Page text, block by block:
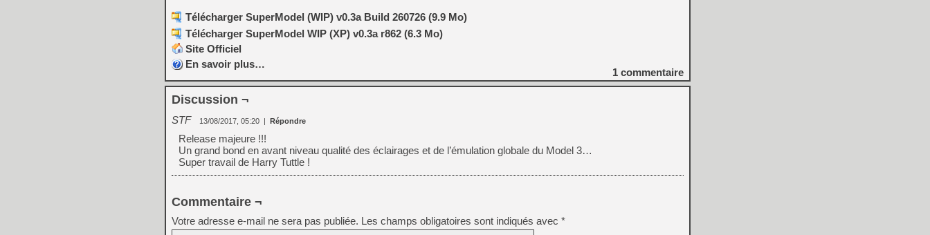
Télécharger SuperModel (WIP) v0.3a Build 260726 (9.9 Mo)
Télécharger SuperModel WIP (XP) v0.3a r862 (6.3 Mo)
Site Officiel
En savoir plus…
1 commentaire
Discussion ¬
STF 13/08/2017, 05:20 | Répondre
Release majeure !!!
Un grand bond en avant niveau qualité des éclairages et de l’émulation globale du Model 3…
Super travail de Harry Tuttle !
Commentaire ¬
Votre adresse e-mail ne sera pas publiée. Les champs obligatoires sont indiqués avec *